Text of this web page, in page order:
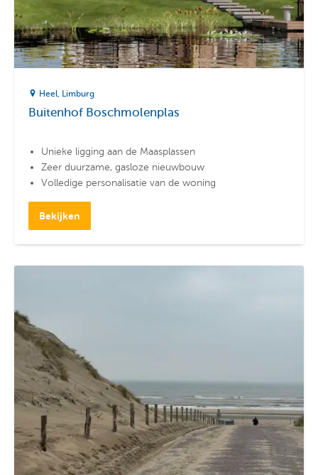
Heel Limburg
Buitenhof Boschmolenplas
Unieke ligging aan de Maasplassen
Zeer duurzame, gasloze nieuwbouw
Volledige personalisatie van de woning
Bekijken